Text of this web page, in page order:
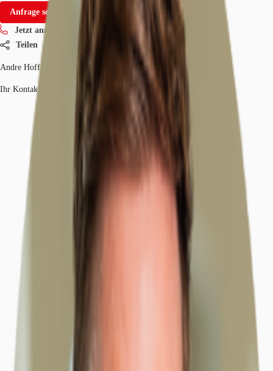
Anfrage senden
Jetzt anrufen
Teilen
Andre Hoffmann
Ihr Kontakt